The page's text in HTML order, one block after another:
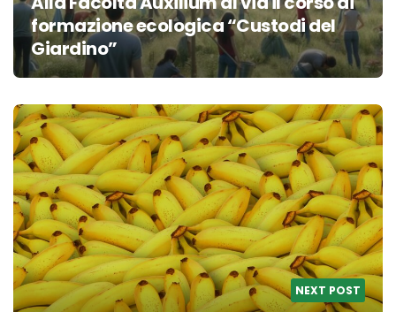
formazione ecologica “Custodi del
Giardino”
NEXT POST